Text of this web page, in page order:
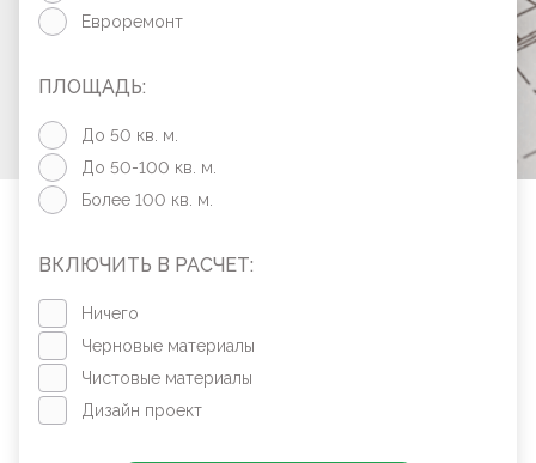
Евроремонт
ПЛОЩАДЬ:
До 50 кв. м.
До 50-100 кв. м.
Более 100 кв. м.
ВКЛЮЧИТЬ В РАСЧЕТ:
Ничего
Черновые материалы
Чистовые материалы
Дизайн проект